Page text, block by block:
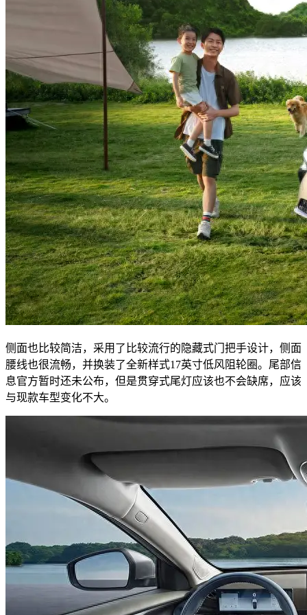
侧面也比较简洁，采用了比较流行的隐藏式门把手设计，侧面
腰线也很流畅，并换装了全新样式17英寸低风阻轮圈。尾部信
息官方暂时还未公布，但是贯穿式尾灯应该也不会缺席，应该
与现款车型变化不大。